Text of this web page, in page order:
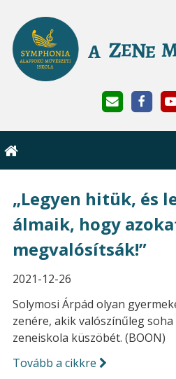
„Legyen hitük, és
álmaik, hogy
megvalósítsák!”
2021-12-26
Solymosi Árpád olyan
zenére, akik valószínűleg
zeneiskola küszöbét. (BOON)
Tovább a cikkre